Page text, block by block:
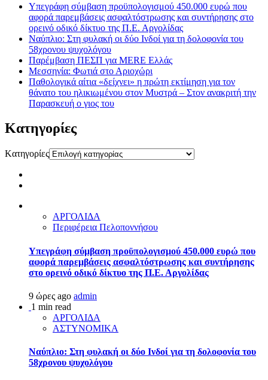
Υπεγράφη σύμβαση προϋπολογισμού 450.000 ευρώ που
αφορά παρεμβάσεις ασφαλτόστρωσης και συντήρησης στο
ορεινό οδικό δίκτυο της Π.Ε. Αργολίδας
Ναύπλιο: Στη φυλακή οι δύο Ινδοί για τη δολοφονία του
58χρονου ψυχολόγου
Παρέμβαση ΠΕΣΠ για MERE Ελλάς
Μεσσηνία: Φωτιά στο Αριοχώρι
Παθολογικά αίτια «δείχνει» η πρώτη εκτίμηση για τον
θάνατο του ηλικιωμένου στον Μυστρά – Στον ανακριτή την
Παρασκευή ο γιος του
Kατηγορίες
Kατηγορίες
ΑΡΓΟΛΙΔΑ
Περιφέρεια Πελοποννήσου
Υπεγράφη σύμβαση προϋπολογισμού 450.000 ευρώ που
αφορά παρεμβάσεις ασφαλτόστρωσης και συντήρησης
στο ορεινό οδικό δίκτυο της Π.Ε. Αργολίδας
9 ώρες ago admin
1 min read
ΑΡΓΟΛΙΔΑ
ΑΣΤΥΝΟΜΙΚΑ
Ναύπλιο: Στη φυλακή οι δύο Ινδοί για τη δολοφονία του
58χρονου ψυχολόγου